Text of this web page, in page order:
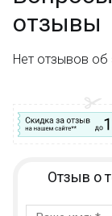
отзывы
Нет отзывов об
Отзыв о